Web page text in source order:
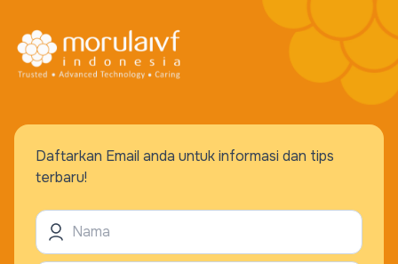
Daftarkan Email anda untuk informasi dan tips
terbaru!